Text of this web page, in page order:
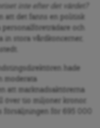
inte efter det värdet?
att det fanns en politisk
och
in stora vårdkoncerner,
hade
moderata
att marknadsaktörerna
över tio miljoner kronor.
försäljningen för 695 000